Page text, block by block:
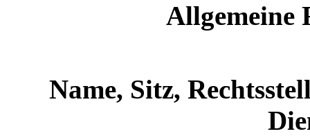
Allgemeine
Name, Sitz,